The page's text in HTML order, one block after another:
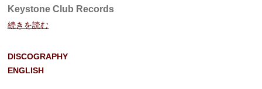
Keystone Club Records
続きを読む
DISCOGRAPHY
ENGLISH